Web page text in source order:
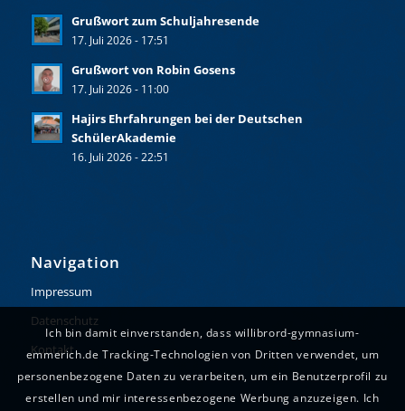
Grußwort zum Schuljahresende
17. Juli 2026 - 17:51
Grußwort von Robin Gosens
17. Juli 2026 - 11:00
Hajirs Ehrfahrungen bei der Deutschen
SchülerAkademie
16. Juli 2026 - 22:51
Navigation
Impressum
Datenschutz
Kontakt
Ich bin damit einverstanden, dass willibrord-gymnasium-
emmerich.de Tracking-Technologien von Dritten verwendet, um
personenbezogene Daten zu verarbeiten, um ein Benutzerprofil zu
erstellen und mir interessenbezogene Werbung anzuzeigen. Ich